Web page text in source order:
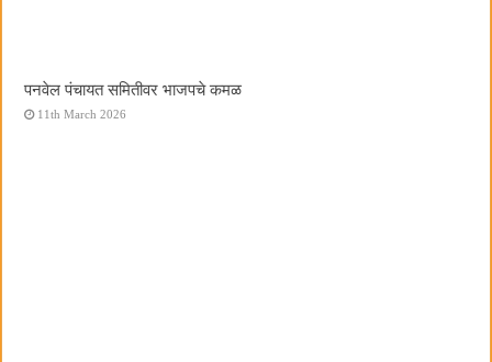
पनवेल पंचायत समितीवर भाजपचे कमळ
11th March 2026